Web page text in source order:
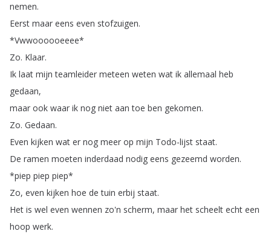
nemen.
Eerst maar eens even stofzuigen.
*Vwwoooooeeee*
Zo. Klaar.
Ik laat mijn teamleider meteen weten wat ik allemaal heb
gedaan,
maar ook waar ik nog niet aan toe ben gekomen.
Zo. Gedaan.
Even kijken wat er nog meer op mijn Todo-lijst staat.
De ramen moeten inderdaad nodig eens gezeemd worden.
*piep piep piep*
Zo, even kijken hoe de tuin erbij staat.
Het is wel even wennen zo'n scherm, maar het scheelt echt een
hoop werk.